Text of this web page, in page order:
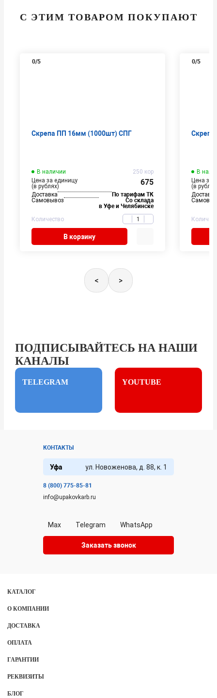
С ЭТИМ ТОВАРОМ ПОКУПАЮТ
0/5
Скрепа ПП 16мм (1000шт) СПГ
В наличии
250 кор
Цена за единицу
(в рублях)
675
Доставка
По тарифам ТК
Самовывоз
Со склада
в Уфе и Челябинске
Количество
В корзину
0/5
В
Цена за
(в
Доставка
< >
ПОДПИСЫВАЙТЕСЬ НА НАШИ
КАНАЛЫ
TELEGRAM YOUTUBE
КОНТАКТЫ
Уфа ул. Новоженова, д. 88, к. 1
8 (800) 775-85-81
info@upakovkarb.ru
Max Telegram WhatsApp
Заказать звонок
КАТАЛОГ
О КОМПАНИИ
ДОСТАВКА
ОПЛАТА
ГАРАНТИИ
РЕКВИЗИТЫ
БЛОГ